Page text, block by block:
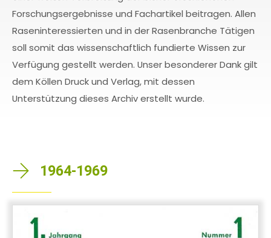
Forschungsergebnisse und Fachartikel beitragen. Allen
Raseninteressierten und in der Rasenbranche Tätigen
soll somit das wissenschaftlich fundierte Wissen zur
Verfügung gestellt werden. Unser besonderer Dank gilt
dem Köllen Druck und Verlag, mit dessen
Unterstützung dieses Archiv erstellt wurde.
1964-1969